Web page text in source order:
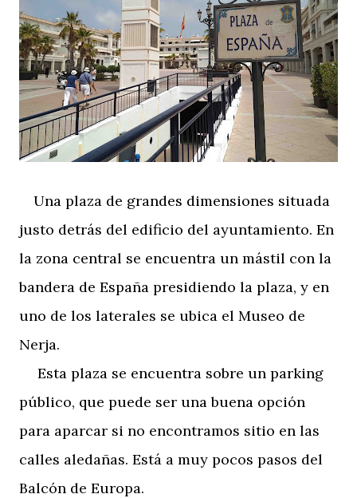
Una plaza de grandes dimensiones situada
justo detrás del edificio del ayuntamiento. En
la zona central se encuentra un mástil con la
bandera de España presidiendo la plaza, y en
uno de los laterales se ubica el Museo de
Nerja.
Esta plaza se encuentra sobre un parking
público, que puede ser una buena opción
para aparcar si no encontramos sitio en las
calles aledañas. Está a muy pocos pasos del
Balcón de Europa.